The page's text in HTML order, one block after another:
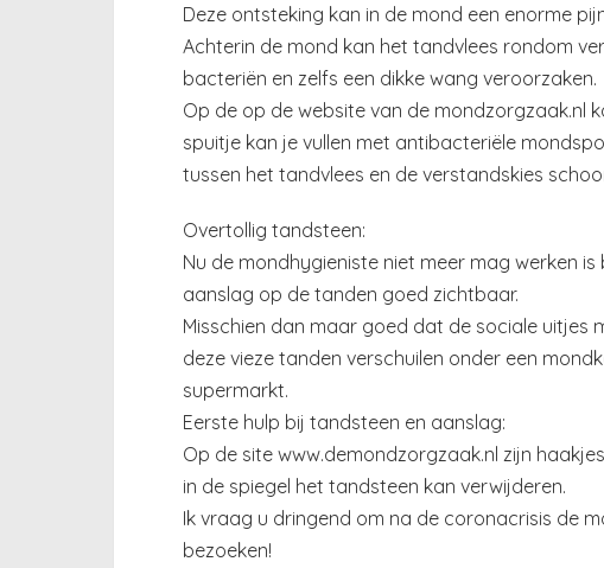
Deze ontsteking kan in de mond een enorme
Achterin de mond kan het tandvlees rondom
bacteriën en zelfs een dikke wang veroorzaken.
Op de op de website van de mondzorgzaak.nl
spuitje kan je vullen met antibacteriële
tussen het tandvlees en de verstandskies
Overtollig tandsteen:
Nu de mondhygieniste niet meer mag werken
aanslag op de tanden goed zichtbaar.
Misschien dan maar goed dat de sociale uitjes
deze vieze tanden verschuilen onder een
supermarkt.
Eerste hulp bij tandsteen en aanslag:
Op de site www.demondzorgzaak.nl zijn
in de spiegel het tandsteen kan verwijderen.
Ik vraag u dringend om na de coronacrisis de
bezoeken!